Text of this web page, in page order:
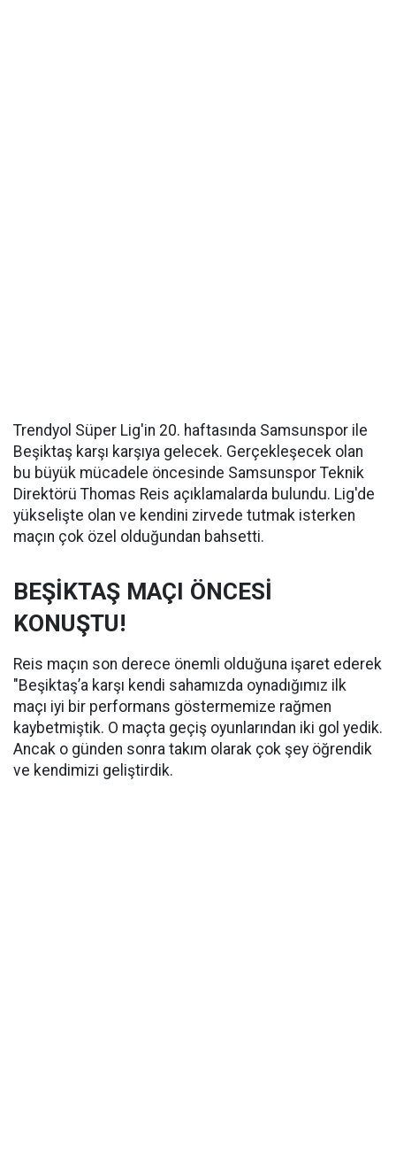
Trendyol Süper Lig'in 20. haftasında Samsunspor ile
Beşiktaş karşı karşıya gelecek. Gerçekleşecek olan
bu büyük mücadele öncesinde Samsunspor Teknik
Direktörü Thomas Reis açıklamalarda bulundu. Lig'de
yükselişte olan ve kendini zirvede tutmak isterken
maçın çok özel olduğundan bahsetti.
BEŞİKTAŞ MAÇI ÖNCESİ
KONUŞTU!
Reis maçın son derece önemli olduğuna işaret ederek
"Beşiktaş’a karşı kendi sahamızda oynadığımız ilk
maçı iyi bir performans göstermemize rağmen
kaybetmiştik. O maçta geçiş oyunlarından iki gol yedik.
Ancak o günden sonra takım olarak çok şey öğrendik
ve kendimizi geliştirdik.